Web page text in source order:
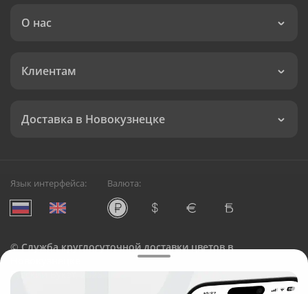
О нас
Клиентам
Доставка в Новокузнецке
Язык интерфейса: Валюта:
©Служба круглосуточной доставки цветов в
Русский Букет, 2026